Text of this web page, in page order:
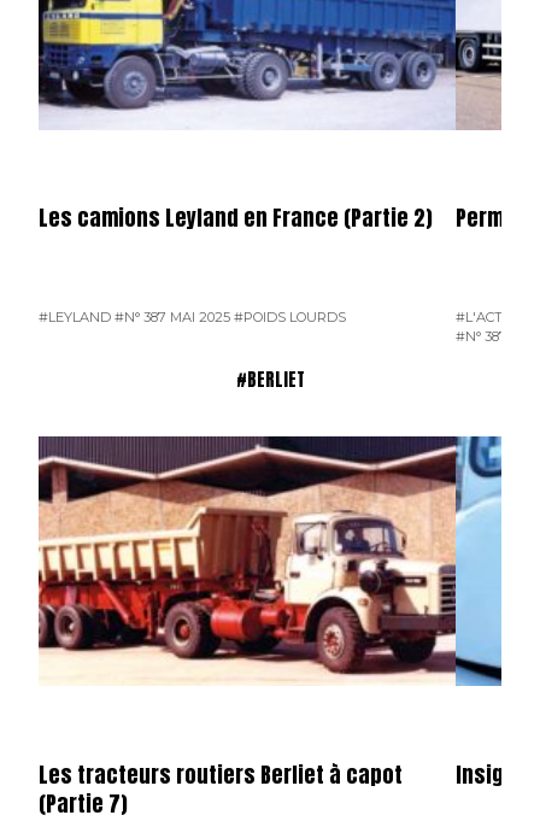
Les camions Leyland en France (Partie 2)
#LEYLAND #N° 387 MAI 2025 #POIDS LOURDS
Permier
#N° 387 MAI
#BERLIET
Les tracteurs routiers Berliet à capot
(Partie 7)